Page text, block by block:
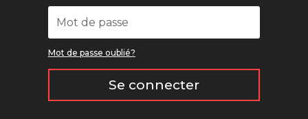
Mot de passe oublié?
Se connecter